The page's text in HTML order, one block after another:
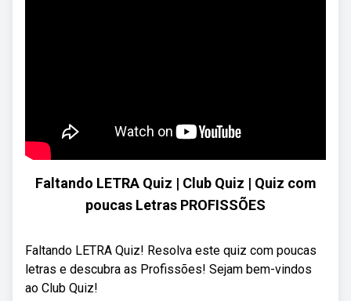
Faltando LETRA Quiz | Club Quiz | Quiz com
poucas Letras PROFISSÕES
Faltando LETRA Quiz! Resolva este quiz com poucas
letras e descubra as Profissões! Sejam bem-vindos
ao Club Quiz!